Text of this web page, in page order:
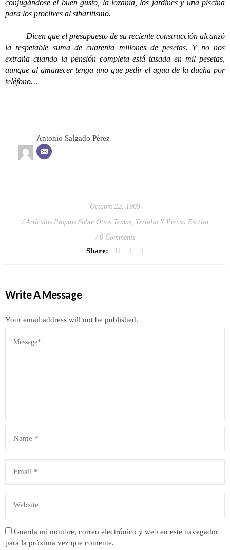
conjugándose el buen gusto, la lozanía, los jardines y una piscina
para los proclives al sibaritismo.
Dicen que el presupuesto de su reciente construcción alcanzó
la respetable suma de cuarenta millones de pesetas. Y no nos
extraña cuando la pensión completa está tasada en mil pesetas,
aunque al amanecer tenga uno que pedir el agua de la ducha por
teléfono…
– – – – – – – – – – – – – – – – – – – – –
Antonio Salgado Pérez
Octubre 22, 1969
Artículos Propios Sobre Otros Temas, Tertulia Y Prensa Escrita
0 Comments
Share:
Write A Message
Your email address will not be published.
Guarda mi nombre, correo electrónico y web en este navegador
para la próxima vez que comente.